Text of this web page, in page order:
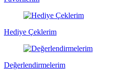
Hediye Çeklerim
Değerlendirmelerim